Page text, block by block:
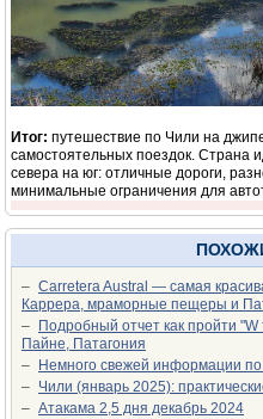
Итог: путешествие по Чили на
самостоятельных поездок. Страна
севера на юг: отличные дороги,
минимальные ограничения для
– Carretera Austral — самая
Каррера, мраморные пещеры и
–
Подробный отчет как пройти
Пайне, Патагония
–
Немного свежей информации
– Чили (январь 2025):
– Атакама 2,5 дня декабрь 2024